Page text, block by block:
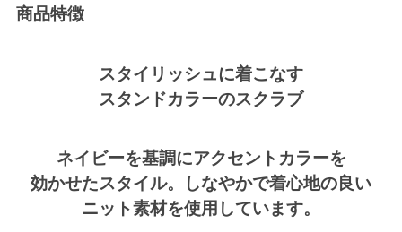
商品特徴
スタイリッシュに着こなす
スタンドカラーのスクラブ
ネイビーを基調にアクセントカラーを
効かせたスタイル。しなやかで着心地の良い
ニット素材を使用しています。